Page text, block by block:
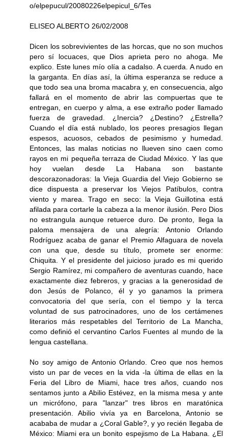
o/elpepucul/20080226elpepicul_6/Tes
ELISEO ALBERTO 26/02/2008
Dicen los sobrevivientes de las horcas, que no son muchos
pero sí locuaces, que Dios aprieta pero no ahoga. Me
explico. Este lunes mío olía a cadalso. A cuerda. A nudo en
la garganta. En días así, la última esperanza se reduce a
que todo sea una broma macabra y, en consecuencia, algo
fallará en el momento de abrir las compuertas que te
entregan, en cuerpo y alma, a ese extraño poder llamado
fuerza de gravedad. ¿Inercia? ¿Destino? ¿Estrella?
Cuando el día está nublado, los peores presagios llegan
espesos, acuosos, cebados de pesimismo y humedad.
Entonces, las malas noticias no llueven sino caen como
rayos en mi pequeña terraza de Ciudad México. Y las que
hoy vuelan desde La Habana son bastante
descorazonadoras: la Vieja Guardia del Viejo Gobierno se
dice dispuesta a preservar los Viejos Patíbulos, contra
viento y marea. Trago en seco: la Vieja Guillotina está
afilada para cortarle la cabeza a la menor ilusión. Pero Dios
no estrangula aunque retuerce duro. De pronto, llega la
paloma mensajera de una alegría: Antonio Orlando
Rodríguez acaba de ganar el Premio Alfaguara de novela
con una que, desde su título, promete ser enorme:
Chiquita. Y el presidente del juicioso jurado es mi querido
Sergio Ramírez, mi compañero de aventuras cuando, hace
exactamente diez febreros, y gracias a la generosidad de
don Jesús de Polanco, él y yo ganamos la primera
convocatoria del que sería, con el tiempo y la terca
voluntad de sus patrocinadores, uno de los certámenes
literarios más respetables del Territorio de La Mancha,
como definió el cervantino Carlos Fuentes al mundo de la
lengua castellana.
No soy amigo de Antonio Orlando. Creo que nos hemos
visto un par de veces en la vida -la última de ellas en la
Feria del Libro de Miami, hace tres años, cuando nos
sentamos junto a Abilio Estévez, en la misma mesa y ante
un micrófono, para "lanzar" tres libros en maratónica
presentación. Abilio vivía ya en Barcelona, Antonio se
acababa de mudar a ¿Coral Gable?, y yo recién llegaba de
México: Miami era un bonito espejismo de La Habana. ¿El